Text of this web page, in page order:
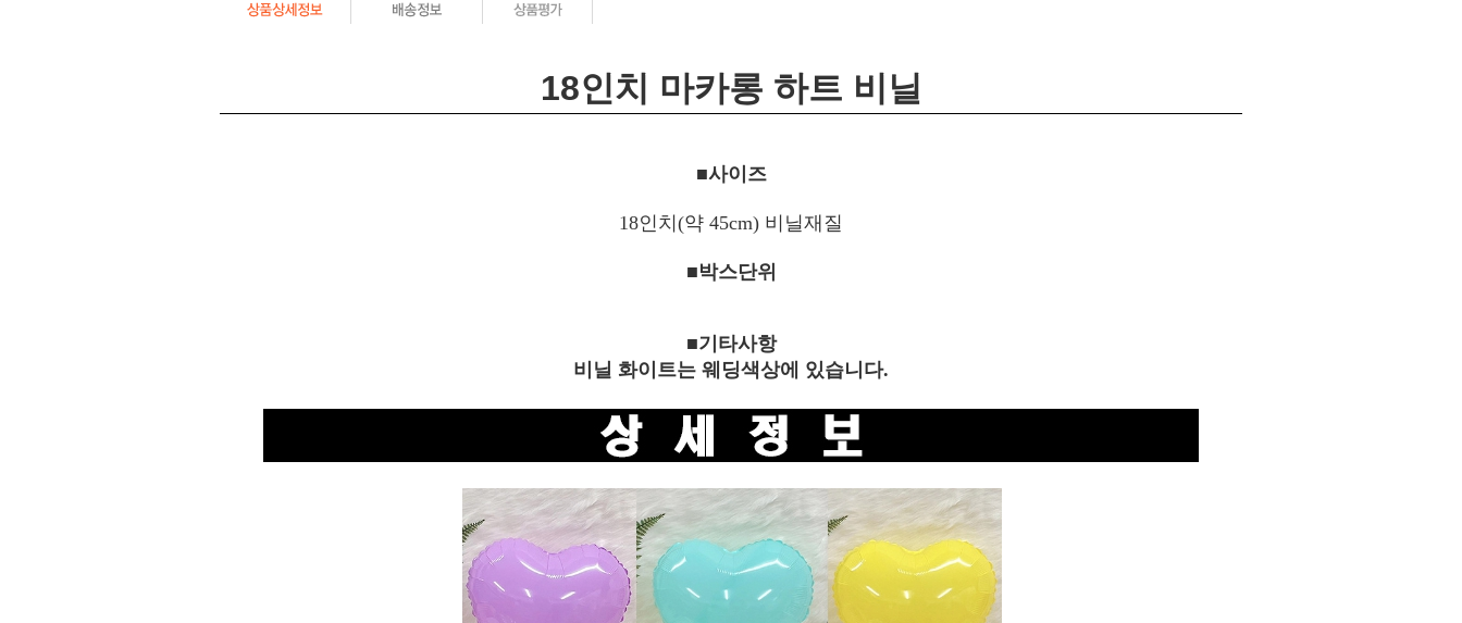
18인치 마카롱 하트 비닐
■사이즈
18인치 (약 45cm) 비닐재질
■박스단위
■기타사항
비닐 화이트는 웨딩색상에 있습니다.